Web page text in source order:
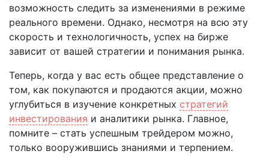
возможность следить за изменениями в режиме
реального времени. Однако, несмотря на всю эту
скорость и технологичность, успех на бирже
зависит от вашей стратегии и понимания рынка.
Теперь, когда у вас есть общее представление о
том, как покупаются и продаются акции, можно
углубиться в изучение конкретных стратегий
инвестирования и аналитики рынка. Главное,
помните – стать успешным трейдером можно,
только вооружившись знаниями и терпением.